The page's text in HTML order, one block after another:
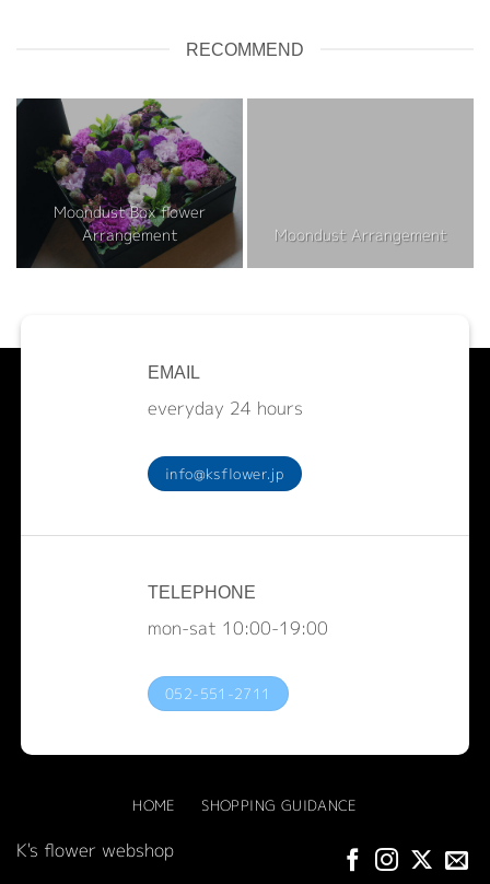
RECOMMEND
Moondust Box flower
Arrangement
Moondust Arrangement
EMAIL
everyday 24 hours
info@ksflower.jp
TELEPHONE
mon-sat 10:00-19:00
052-551-2711
K's flower webshop
HOME SHOPPING GUIDANCE